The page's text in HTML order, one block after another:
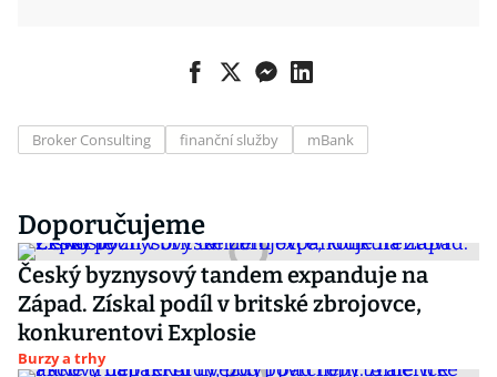
Broker Consulting finanční služby mBank
Doporučujeme
Český byznysový tandem expanduje na
Západ. Získal podíl v britské zbrojovce,
konkurentovi Explosie
Burzy a trhy